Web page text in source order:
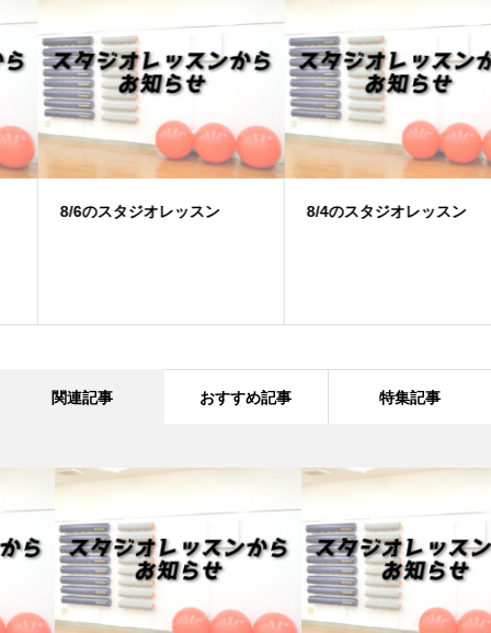
8/6のスタジオレッスン 8/4のスタジオレッスン
関連記事 おすすめ記事 特集記事